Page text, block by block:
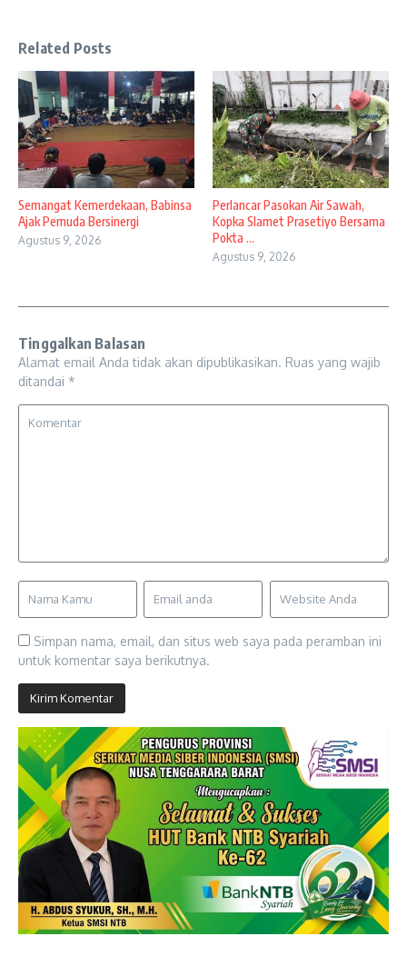
Related Posts
Semangat Kemerdekaan, Babinsa
Ajak Pemuda Bersinergi
Agustus 9, 2026
Perlancar Pasokan Air Sawah,
Kopka Slamet Prasetiyo Bersama
Pokta ...
Agustus 9, 2026
Tinggalkan Balasan
Alamat email Anda tidak akan dipublikasikan. Ruas yang wajib
ditandai *
Simpan nama, email, dan situs web saya pada peramban ini
untuk komentar saya berikutnya.